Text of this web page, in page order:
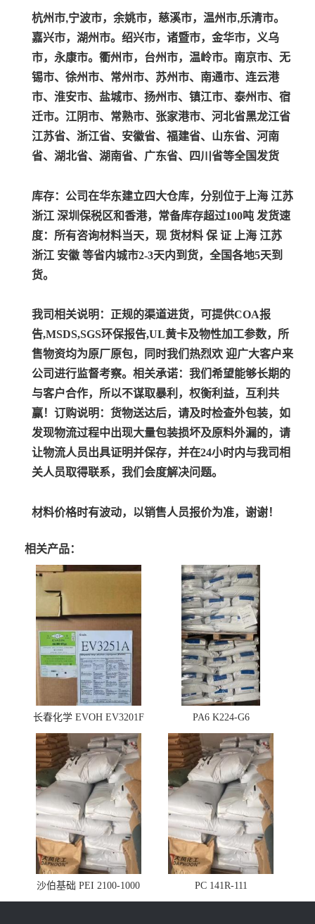
杭州市,宁波市，余姚市，慈溪市，温州市,乐清市。
嘉兴市，湖州市。绍兴市，诸暨市，金华市，义乌
市，永康市。衢州市，台州市，温岭市。南京市、无
锡市、徐州市、常州市、苏州市、南通市、连云港
市、淮安市、盐城市、扬州市、镇江市、泰州市、宿
迁市。江阴市、常熟市、张家港市、河北省黑龙江省
江苏省、浙江省、安徽省、福建省、山东省、河南
省、湖北省、湖南省、广东省、四川省等全国发货
库存：公司在华东建立四大仓库，分别位于上海 江苏
浙江 深圳保税区和香港，常备库存超过100吨 发货速
度：所有咨询材料当天，现 货材料 保 证 上海 江苏
浙江 安徽 等省内城市2-3天内到货，全国各地5天到
货。
我司相关说明： 正规的渠道进货，可提供COA报
告,MSDS,SGS环保报告,UL黄卡及物性加工参数，所
售物资均为原厂原包，同时我们热烈欢 迎广大客户来
公司进行监督考察。 相关承诺： 我们希望能够长期的
与客户合作，所以不谋取暴利，权衡利益，互利共
赢！ 订购说明： 货物送达后，请及时检查外包装，如
发现物流过程中出现大量包装损坏及原料外漏的，请
让物流人员出具证明并保存，并在24小时内与我司相
关人员取得联系，我们会度解决问题。
材料价格时有波动，以销售人员报价为准，谢谢！
相关产品：
长春化学 EVOH EV3201F PA6 K224-G6
沙伯基础 PEI 2100-1000 PC 141R-111